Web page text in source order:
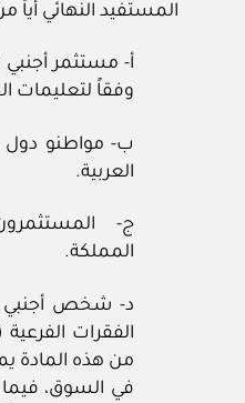
المستفيد النهائي أياً
أ- مستثمر
وفقاً لتعليمات
ب- مواطنو دول
العربية.
ج-
المملكة.
د- شخص أجنبي
من هذه المادة
في السوق،